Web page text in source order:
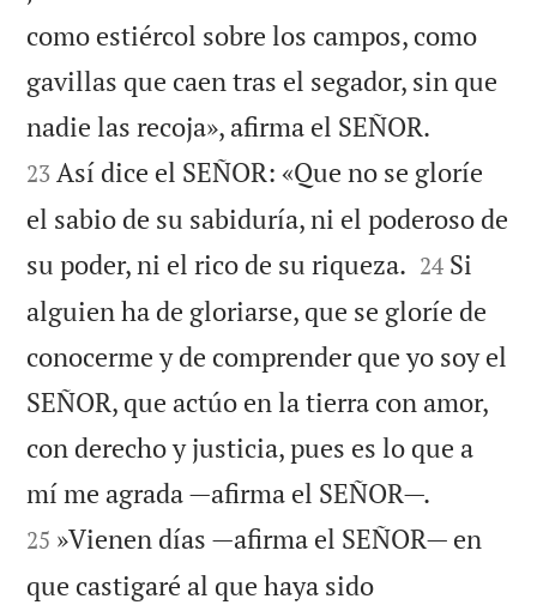
como estiércol sobre los campos, como
gavillas que caen tras el segador, sin que
nadie las recoja», afirma el SEÑOR.
23 Así dice el SEÑOR: «Que no se gloríe
el sabio de su sabiduría, ni el poderoso de
su poder, ni el rico de su riqueza. 

24 Si
alguien ha de gloriarse, que se gloríe de
conocerme y de comprender que yo soy el
SEÑOR, que actúo en la tierra con amor,
con derecho y justicia, pues es lo que a
mí me agrada —afirma el SEÑOR—.
25 »Vienen días —afirma el SEÑOR— en
que castigaré al que haya sido